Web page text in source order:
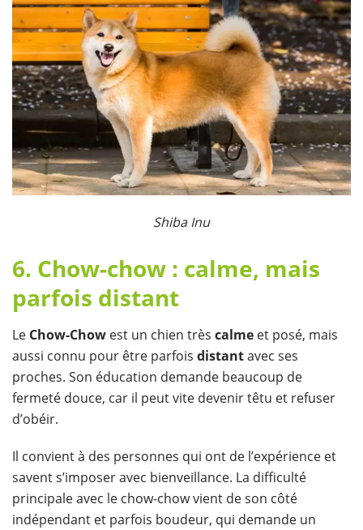
​Shiba Inu
6. Chow-chow : calme, mais
parfois distant
Le Chow-Chow est un chien très calme et posé, mais
aussi connu pour être parfois distantavec ses
proches. Son éducation demande beaucoup de
fermeté douce, car il peut vite devenir têtu et refuser
d’obéir.
Il convient à des personnes qui ont de l’expérience et
savent s’imposer avec bienveillance. La difficulté
principale avec le chow-chow vient de son côté
indépendant et parfois boudeur, qui demande un